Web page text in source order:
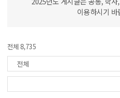
이용하시기 바
전체 8,735